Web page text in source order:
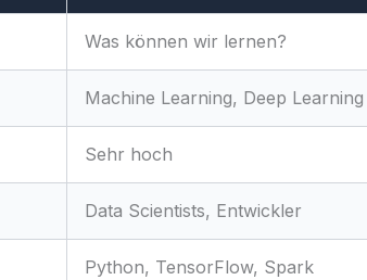
Was können wir lernen?
Machine Learning, Deep Learning
Sehr hoch
Data Scientists, Entwickler
Python, TensorFlow, Spark